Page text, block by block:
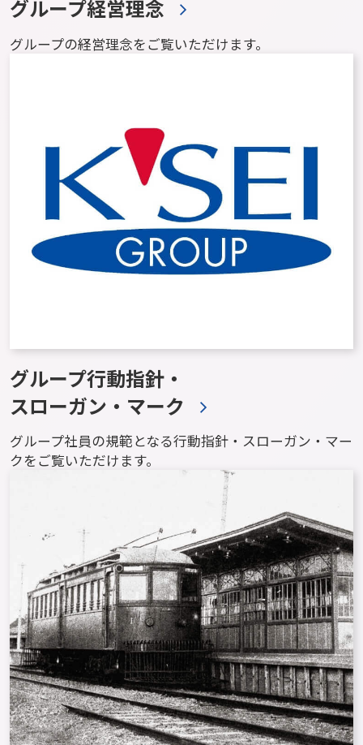
グループ経営理念
グループの経営理念をご覧いただけます。
グループ行動指針・
スローガン・マーク
グループ社員の規範となる行動指針・スローガン・マー
クをご覧いただけます。